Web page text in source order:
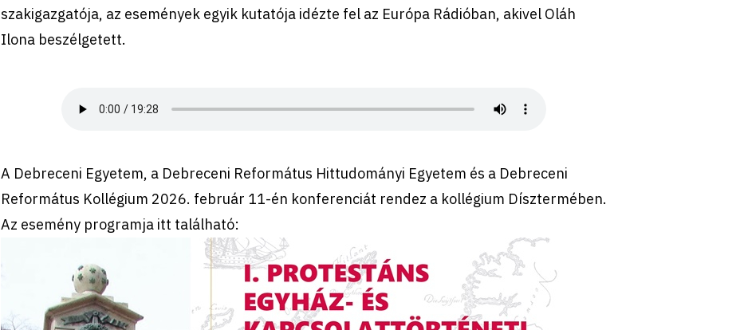
szakigazgatója, az események egyik kutatója idézte fel az Európa Rádióban, akivel Oláh
Ilona beszélgetett.
A Debreceni Egyetem, a Debreceni Református Hittudományi Egyetem és a Debreceni
Református Kollégium 2026. február 11-én konferenciát rendez a kollégium Dísztermében.
Az esemény programja itt található: